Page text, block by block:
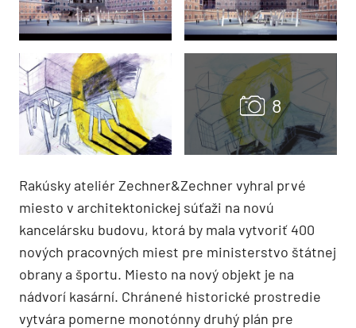
Rakúsky ateliér Zechner&Zechner vyhral prvé
miesto v architektonickej súťaži na novú
kancelársku budovu, ktorá by mala vytvoriť 400
nových pracovných miest pre ministerstvo štátnej
obrany a športu. Miesto na nový objekt je na
nádvorí kasární. Chránené historické prostredie
vytvára pomerne monotónny druhý plán pre